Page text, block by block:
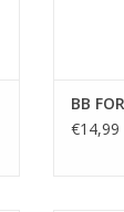
BB
€14,99